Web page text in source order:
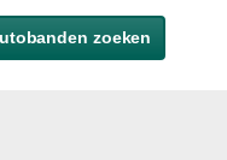
zoeken